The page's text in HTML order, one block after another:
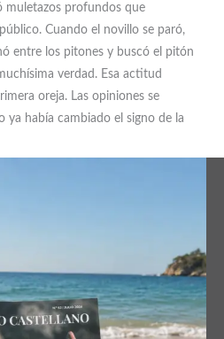
muletazos profundos que
Cuando el novillo se paró,
entre los pitones y buscó el pitón
verdad. Esa actitud
oreja. Las opiniones se
ya había cambiado el signo de la